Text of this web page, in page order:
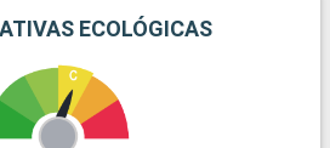
ECOLÓGICAS